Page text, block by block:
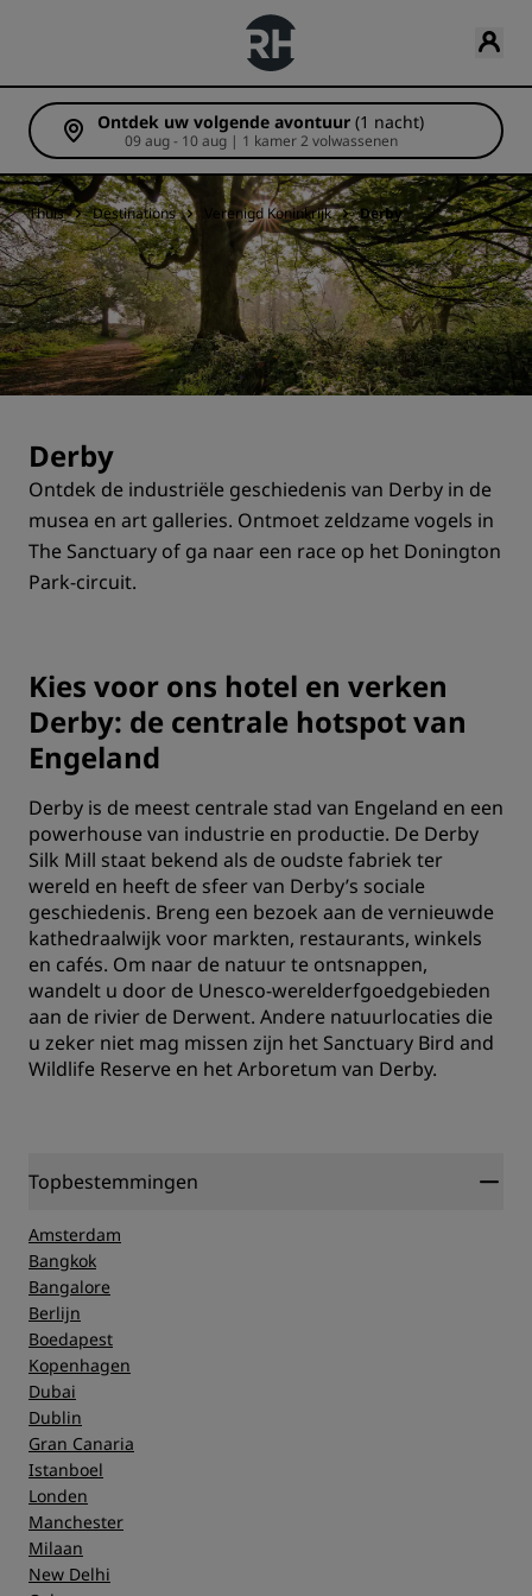
Ontdek uw volgende avontuur (1 nacht)
09 aug - 10 aug | 1 kamer 2 volwassenen
Thuis Destinations Verenigd Koninkrijk Derby
Derby
Ontdek de industriële geschiedenis van Derby in de
musea en art galleries. Ontmoet zeldzame vogels in
The Sanctuary of ga naar een race op het Donington
Park-circuit.
Kies voor ons hotel en verken
Derby: de centrale hotspot van
Engeland
Derby is de meest centrale stad van Engeland en een
powerhouse van industrie en productie. De Derby
Silk Mill staat bekend als de oudste fabriek ter
wereld en heeft de sfeer van Derby’s sociale
geschiedenis. Breng een bezoek aan de vernieuwde
kathedraalwijk voor markten, restaurants, winkels
en cafés. Om naar de natuur te ontsnappen,
wandelt u door de Unesco-werelderfgoedgebieden
aan de rivier de Derwent. Andere natuurlocaties die
u zeker niet mag missen zijn het Sanctuary Bird and
Wildlife Reserve en het Arboretum van Derby.
Topbestemmingen
Amsterdam
Bangkok
Bangalore
Berlijn
Boedapest
Kopenhagen
Dubai
Dublin
Gran Canaria
Istanboel
Londen
Manchester
Milaan
New Delhi